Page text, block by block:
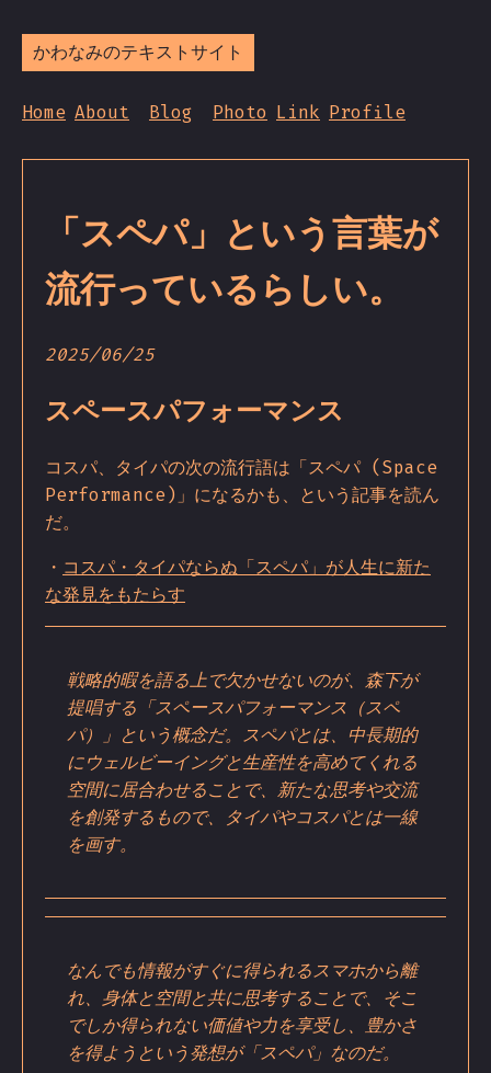
かわなみのテキストサイト
Home About Blog Photo Link Profile
「スペパ」という言葉が
流行っているらしい。
2025/06/25
スペースパフォーマンス
コスパ、タイパの次の流行語は「スペパ (Space
Performance)」になるかも、という記事を読ん
だ。
・ コスパ・タイパならぬ「スペパ」が人生に新た
な発見をもたらす
戦略的暇を語る上で欠かせないのが、森下が
提唱する「スペースパフォーマンス（スペ
パ）」という概念だ。スペパとは、中長期的
にウェルビーイングと生産性を高めてくれる
空間に居合わせることで、新たな思考や交流
を創発するもので、タイパやコスパとは一線
を画す。
なんでも情報がすぐに得られるスマホから離
れ、身体と空間と共に思考することで、そこ
でしか得られない価値や力を享受し、豊かさ
を得ようという発想が「スペパ」なのだ。